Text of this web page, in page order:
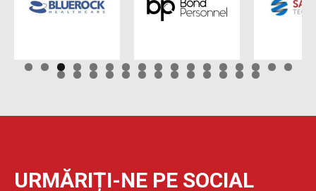
URMĂRIȚI-NE PE SOCIAL